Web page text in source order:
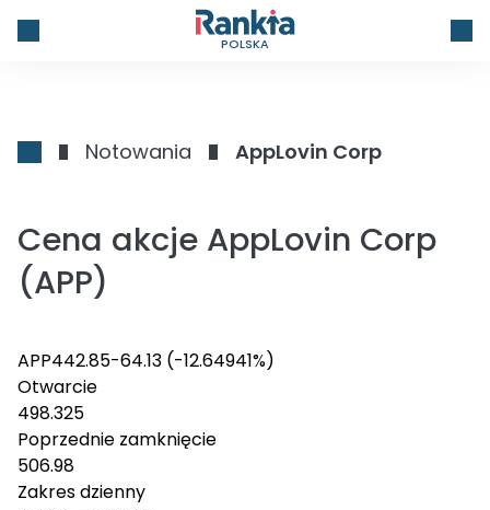
POLSKA
Notowania AppLovin Corp
Cena akcje AppLovin Corp
(APP)
APP442.85-64.13 (-12.64941%)
Otwarcie
498.325
Poprzednie zamknięcie
506.98
Zakres dzienny